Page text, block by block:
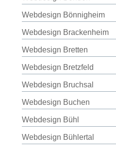
Webdesign Bönnigheim
Webdesign Brackenheim
Webdesign Bretten
Webdesign Bretzfeld
Webdesign Bruchsal
Webdesign Buchen
Webdesign Bühl
Webdesign Bühlertal